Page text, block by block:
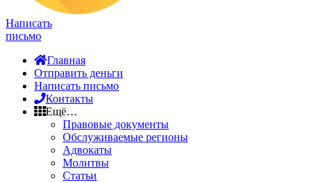
Написать
письмо
Главная
Отправить деньги
Написать письмо
Контакты
Ещё…
Правовые документы
Обслуживаемые регионы
Адвокаты
Молитвы
Статьи